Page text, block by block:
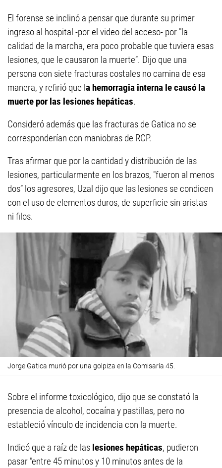
El forense se inclinó a pensar que durante su primer
ingreso al hospital -por el video del acceso- por "la
calidad de la marcha, era poco probable que tuviera esas
lesiones, que le causaron la muerte”. Dijo que una
persona con siete fracturas costales no camina de esa
manera, y refirió que la hemorragia interna le causó la
muerte por las lesiones hepáticas.
Consideró además que las fracturas de Gatica no se
corresponderían con maniobras de RCP.
Tras afirmar que por la cantidad y distribución de las
lesiones, particularmente en los brazos, "fueron al menos
dos” los agresores, Uzal dijo que las lesiones se condicen
con el uso de elementos duros, de superficie sin aristas
ni filos.
Jorge Gatica murió por una golpiza en la Comisaría 45.
Sobre el informe toxicológico, dijo que se constató la
presencia de alcohol, cocaína y pastillas, pero no
estableció vínculo de incidencia con la muerte.
Indicó que a raíz de las lesiones hepáticas, pudieron
pasar "entre 45 minutos y 10 minutos antes de la